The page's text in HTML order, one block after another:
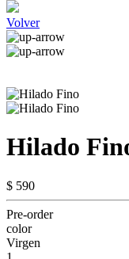
Volver
Hilado
$ 590
Pre-order
color
Virgen